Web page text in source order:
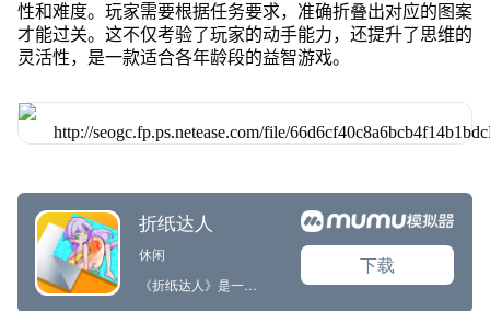
性和难度。玩家需要根据任务要求，准确折叠出对应的图案
才能过关。这不仅考验了玩家的动手能力，还提升了思维的
灵活性，是一款适合各年龄段的益智游戏。